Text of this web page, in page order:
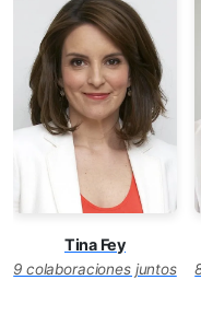
Tina Fey
9 colaboraciones juntos